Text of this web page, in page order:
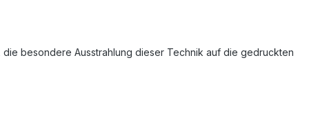
besondere Ausstrahlung dieser Technik auf die gedruckten